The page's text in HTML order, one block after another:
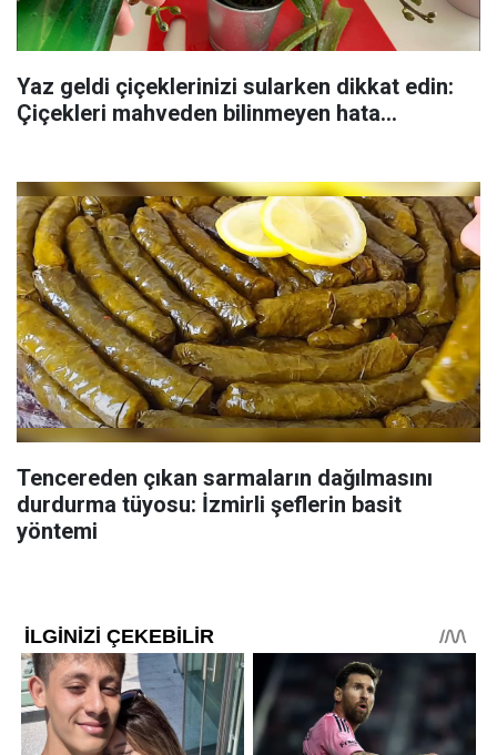
Yaz geldi çiçeklerinizi sularken dikkat edin:
Çiçekleri mahveden bilinmeyen hata...
Tencereden çıkan sarmaların dağılmasını
durdurma tüyosu: İzmirli şeflerin basit
yöntemi